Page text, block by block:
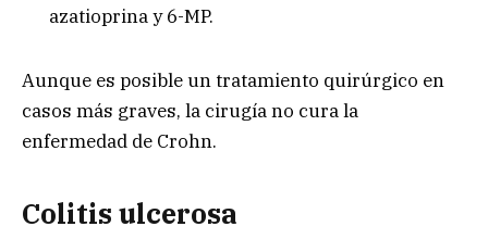
azatioprina y 6-MP.
Aunque es posible un tratamiento quirúrgico en
casos más graves, la cirugía no cura la
enfermedad de Crohn.
Colitis ulcerosa